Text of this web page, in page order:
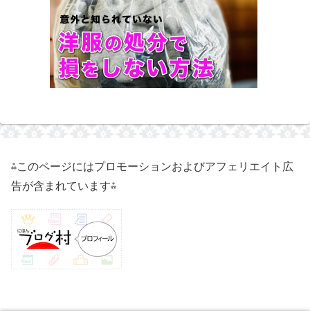
⁂このページにはプロモーションおよびアフェリエイト広
告が含まれています⁂